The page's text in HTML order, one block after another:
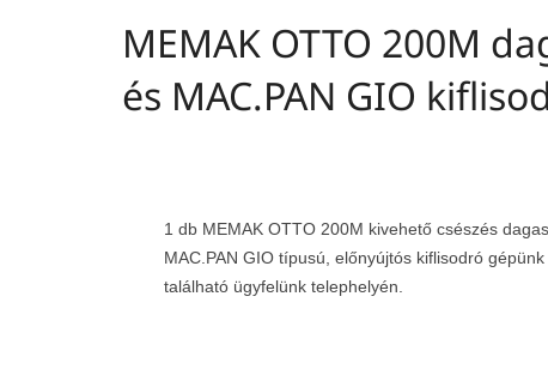
MEMAK OTTO 200M
és MAC.PAN GIO
1 db MEMAK OTTO 200M kivehető csészés
MAC.PAN GIO típusú, előnyújtós kiflisodró
található ügyfelünk telephelyén.